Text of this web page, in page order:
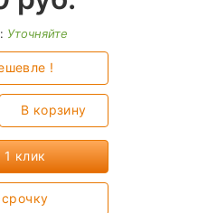
Уточняйте
!
В корзину
1 клик